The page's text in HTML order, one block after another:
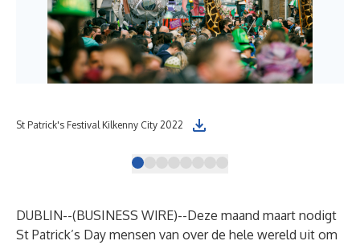
St Patrick's Festival Kilkenny City 2022
DUBLIN--(BUSINESS WIRE)--Deze maand maart nodigt
St Patrick’s Day mensen van over de hele wereld uit om